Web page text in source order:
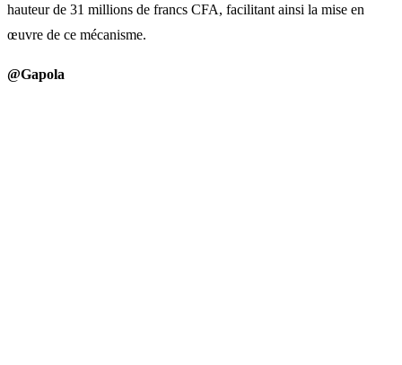
hauteur de 31 millions de francs CFA, facilitant ainsi la mise en
œuvre de ce mécanisme.
@Gapola